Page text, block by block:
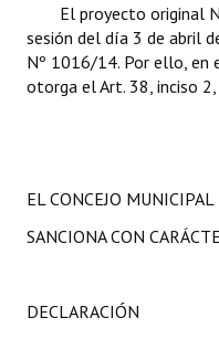
El proyecto original
sesión del día 3 de abril
Nº 1016/14. Por ello, en
otorga el Art. 38, inciso
EL CONCEJO
SANCIONA CON
DECLARACIÓN